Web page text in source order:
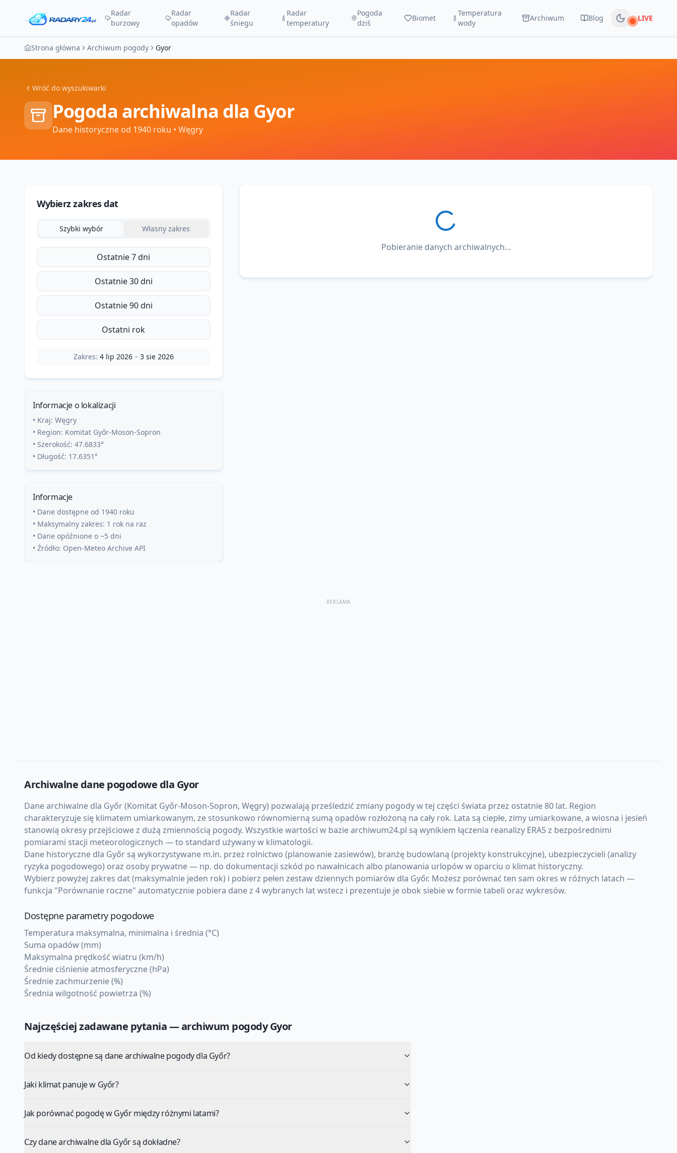
Radar
burzowy
Radar
opadów
Radar
śniegu
Radar
temperatury
Pogoda
dziś
Biomet
Temperatura
wody
Archiwum Blog Na żywo
LIVE
Strona główna Archiwum pogody Gyor
Wróć do wyszukiwarki
Pogoda archiwalna dla Gyor
Dane historyczne od 1940 roku • Węgry
Wybierz zakres dat
Szybki wybór Własny zakres
Ostatnie 7 dni
Ostatnie 30 dni
Ostatnie 90 dni
Ostatni rok
Zakres: 4 lip 2026– 3 sie 2026
Informacje o lokalizacji
• Kraj: Węgry
• Region: Komitat Győr-Moson-Sopron
• Szerokość: 47.6833°
• Długość: 17.6351°
Informacje
• Dane dostępne od 1940 roku
• Maksymalny zakres: 1 rok na raz
• Dane opóźnione o ~5 dni
• Źródło: Open-Meteo Archive API
Pobieranie danych archiwalnych...
REKLAMA
Archiwalne dane pogodowe dla Gyor
Dane archiwalne dla Győr (Komitat Győr-Moson-Sopron, Węgry) pozwalają prześledzić zmiany pogody w tej części świata przez ostatnie 80 lat. Region
charakteryzuje się klimatem umiarkowanym, ze stosunkowo równomierną sumą opadów rozłożoną na cały rok. Lata są ciepłe, zimy umiarkowane, a wiosna i jesień
stanowią okresy przejściowe z dużą zmiennością pogody. Wszystkie wartości w bazie archiwum24.pl są wynikiem łączenia reanalizy ERA5 z bezpośrednimi
pomiarami stacji meteorologicznych — to standard używany w klimatologii.
Dane historyczne dla Győr są wykorzystywane m.in. przez rolnictwo (planowanie zasiewów), branżę budowlaną (projekty konstrukcyjne), ubezpieczycieli (analizy
ryzyka pogodowego) oraz osoby prywatne — np. do dokumentacji szkód po nawałnicach albo planowania urlopów w oparciu o klimat historyczny.
Wybierz powyżej zakres dat (maksymalnie jeden rok) i pobierz pełen zestaw dziennych pomiarów dla Győr. Możesz porównać ten sam okres w różnych latach —
funkcja "Porównanie roczne" automatycznie pobiera dane z 4 wybranych lat wstecz i prezentuje je obok siebie w formie tabeli oraz wykresów.
Dostępne parametry pogodowe
Temperatura maksymalna, minimalna i średnia (°C)
Suma opadów (mm)
Maksymalna prędkość wiatru (km/h)
Średnie ciśnienie atmosferyczne (hPa)
Średnie zachmurzenie (%)
Średnia wilgotność powietrza (%)
Najczęściej zadawane pytania — archiwum pogodyGyor
Od kiedy dostępne są dane archiwalne pogody dla Győr?
Jaki klimat panuje w Győr?
Jak porównać pogodę w Győr między różnymi latami?
Czy dane archiwalne dla Győr są dokładne?